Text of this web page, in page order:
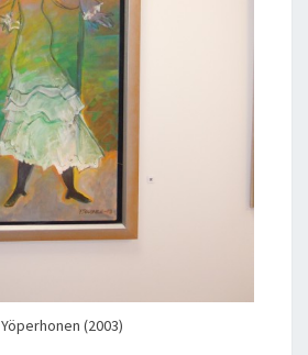
Yöperhonen (2003)